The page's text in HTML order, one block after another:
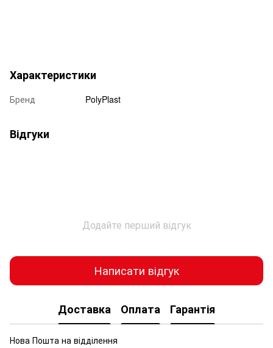
Характеристики
Бренд PolyPlast
Відгуки
Додайте перший відгук
Написати відгук
Доставка Оплата Гарантія
Нова Пошта на відділення